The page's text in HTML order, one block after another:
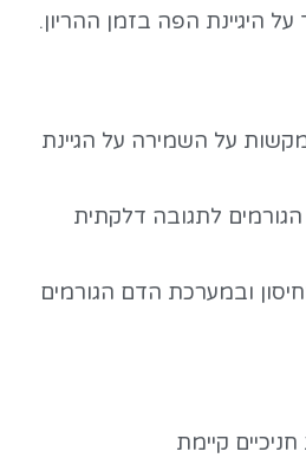
היגיינת הפה בזמן ההריון.
על השמירה על הגיינת
הגורמים לתגובה דלקתית
ובמערכת הדם הגורמים
קיימת